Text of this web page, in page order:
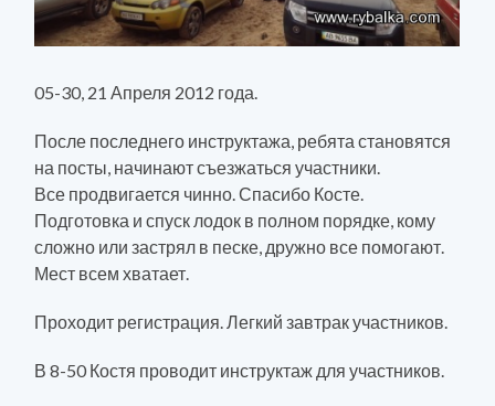
05-30, 21 Апреля 2012 года.
После последнего инструктажа, ребята становятся
на посты, начинают съезжаться участники.
Все продвигается чинно. Спасибо Косте.
Подготовка и спуск лодок в полном порядке, кому
сложно или застрял в песке, дружно все помогают.
Мест всем хватает.
Проходит регистрация. Легкий завтрак участников.
В 8-50 Костя проводит инструктаж для участников.